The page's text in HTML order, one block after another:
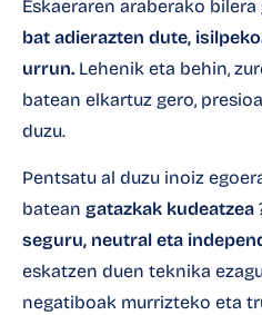
Eskaeraren araberako bilera
bat adierazten dute,
urrun. Lehenik eta behin,
batean elkartuz gero,
duzu.
Pentsatu al duzu inoiz
batean gatazkak kudeatzea
seguru, neutral eta
eskatzen duen teknika
negatiboak murrizteko eta